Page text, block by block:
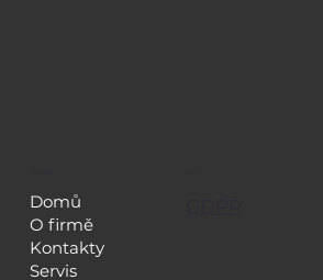
Domů
O firmě
Kontakty
Servis